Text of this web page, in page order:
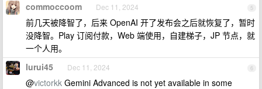
5
commoccoom Dec 11, 2024
前几天被降智了，后来 OpenAI 开了发布会之后就恢复了，暂时
没降智。Play 订阅付款，Web 端使用，自建梯子，JP 节点，就
一个人用。
6
lurui45 Dec 11, 2024
@victorkk Gemini Advanced is not yet available in some